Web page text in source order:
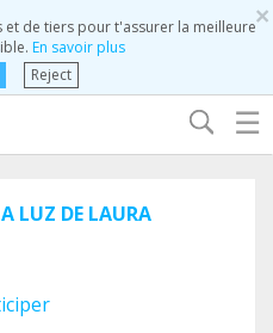
×
de tiers pour t'assurer la meilleure
En savoir plus
Reject
☰
DE LAURA